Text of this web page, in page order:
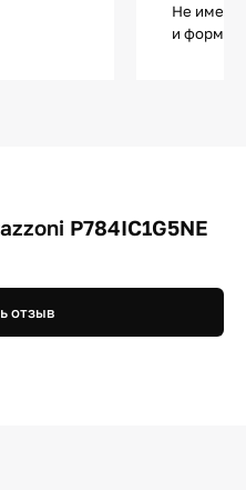
Не имеет
и форма
P784IC1G5NE
отзыв